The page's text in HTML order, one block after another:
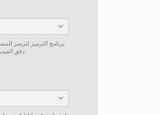
برنامج الترميز لترميز
دفق الفيديو من ملف الإدخال إلى الإخراج دون إعادة ترميز إن أمكن.